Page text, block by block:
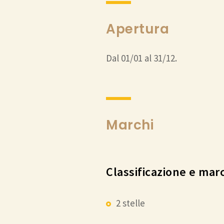
Apertura
Dal 01/01 al 31/12.
Marchi
Classificazione e
2 stelle